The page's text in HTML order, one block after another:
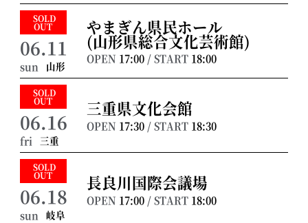
SOLD
OUT
06.11
sun 山形
やまぎん県民ホール
(山形県総合文化芸術館)
OPEN 17:00 / START 18:00
SOLD
OUT
06.16
fri 三重
三重県文化会館
OPEN 17:30 / START 18:30
SOLD
OUT
06.18
sun 岐阜
長良川国際会議場
OPEN 17:00 / START 18:00